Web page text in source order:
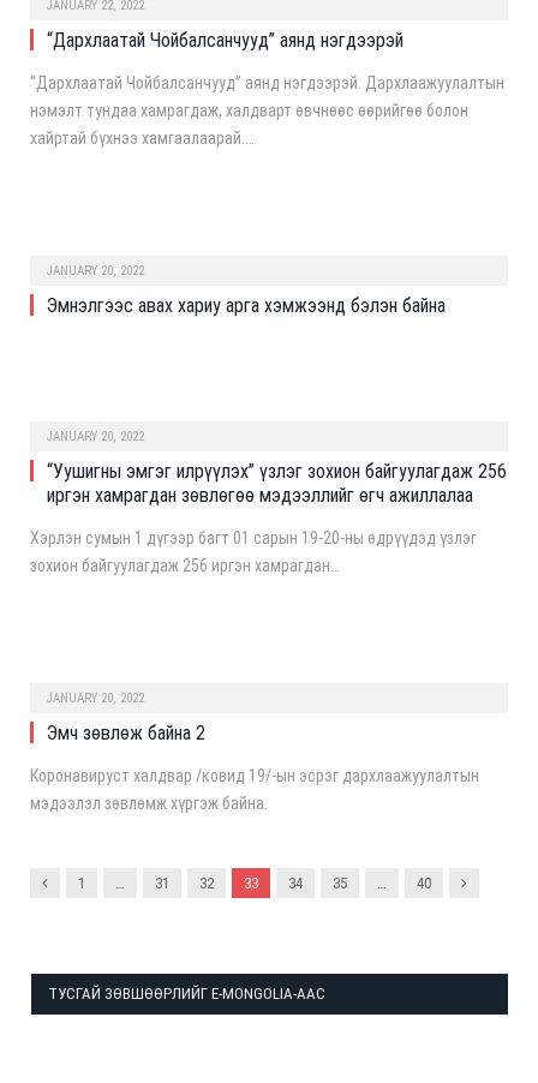
JANUARY 22, 2022
“Дархлаатай Чойбалсанчууд” аянд нэгдээрэй
“Дархлаатай Чойбалсанчууд” аянд нэгдээрэй. Дархлаажуулалтын
нэмэлт тундаа хамрагдаж, халдварт өвчнөөс өөрийгөө болон
хайртай бүхнээ хамгаалаарай.…
JANUARY 20, 2022
Эмнэлгээс авах хариу арга хэмжээнд бэлэн байна
JANUARY 20, 2022
“Уушигны эмгэг илрүүлэх” үзлэг зохион байгуулагдаж 256
иргэн хамрагдан зөвлөгөө мэдээллийг өгч ажиллалаа
Хэрлэн сумын 1 дүгээр багт 01 сарын 19-20-ны өдрүүдэд үзлэг
зохион байгуулагдаж 256 иргэн хамрагдан…
JANUARY 20, 2022
Эмч зөвлөж байна 2
Коронавируст халдвар /ковид 19/-ын эсрэг дархлаажуулалтын
мэдээлэл зөвлөмж хүргэж байна.
Previous
1 31 32 33 34 35 40 Next
ТУСГАЙ ЗӨВШӨӨРЛИЙГ E-MONGOLIA-ААС